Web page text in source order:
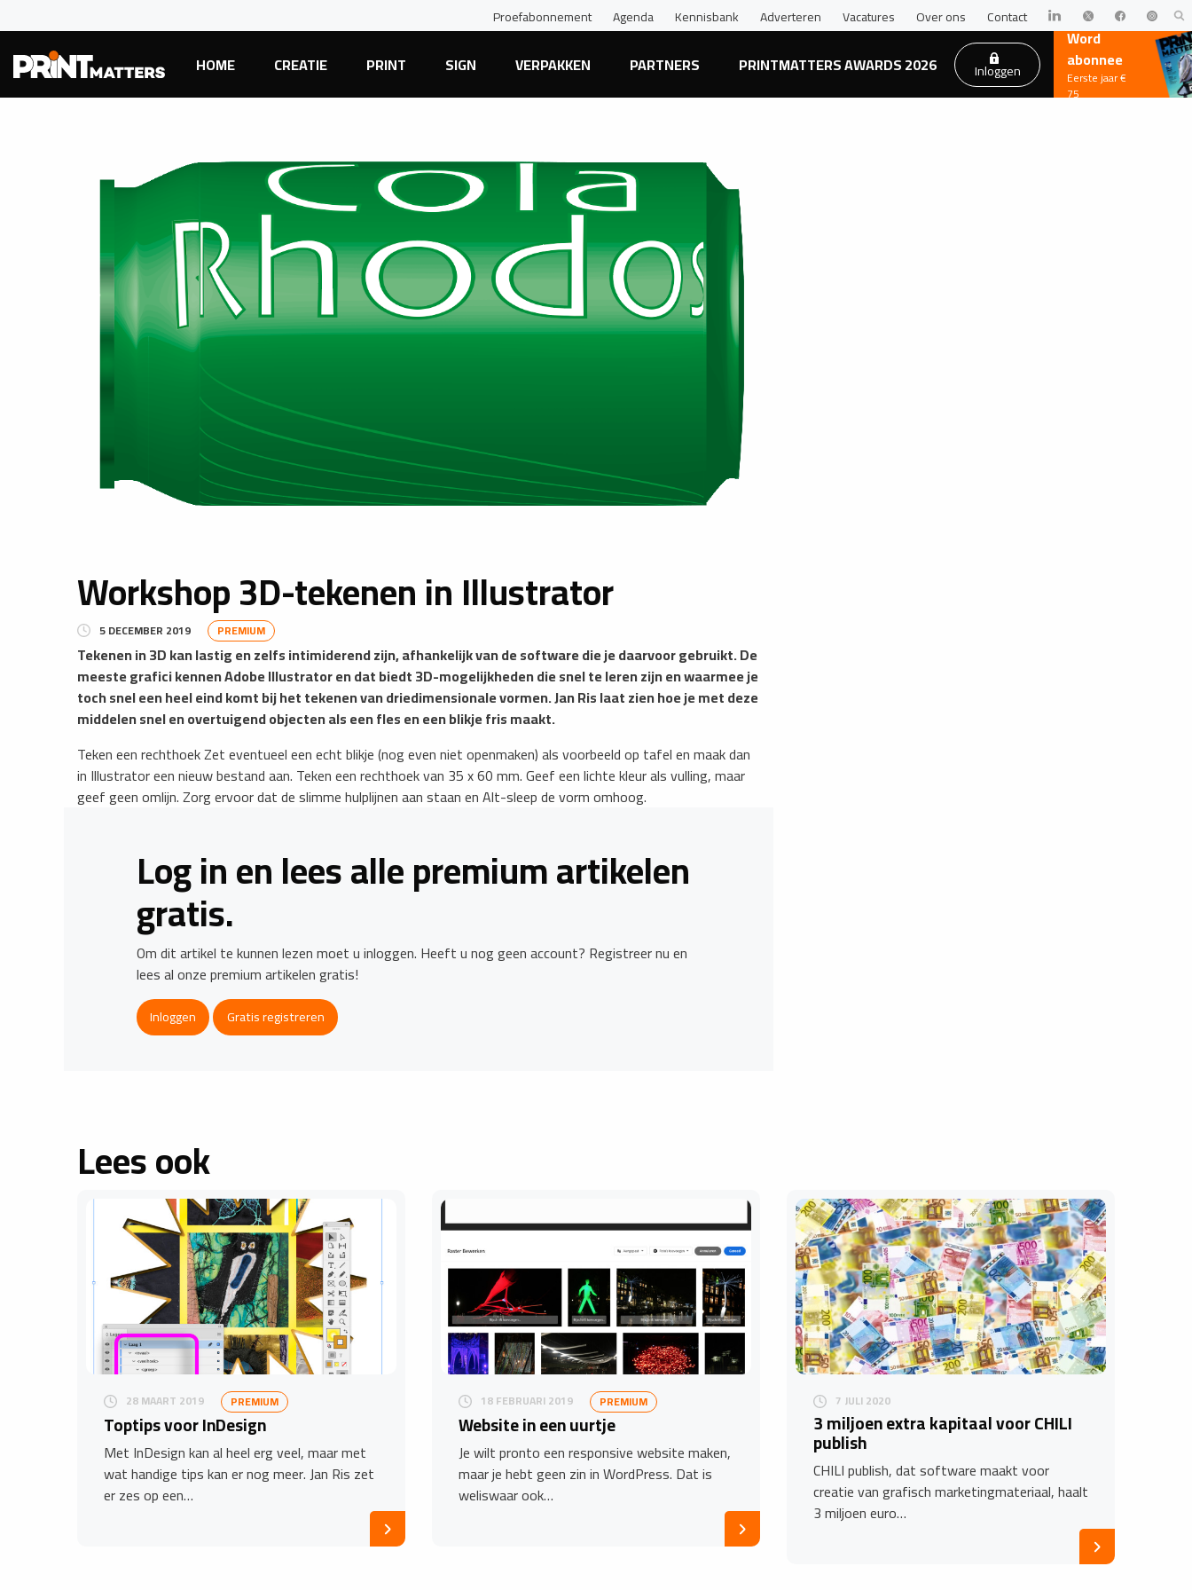
Proefabonnement Agenda Kennisbank Adverteren Vacatures Over ons Contact
HOME CREATIE PRINT SIGN VERPAKKEN PARTNERS PRINTMATTERS AWARDS 2026 Inloggen
Word
abonnee
Eerste jaar €
75
Workshop 3D-tekenen in Illustrator
5 DECEMBER 2019 PREMIUM
Tekenen in 3D kan lastig en zelfs intimiderend zijn, afhankelijk van de software die je daarvoor gebruikt. De
meeste grafici kennen Adobe Illustrator en dat biedt 3D-mogelijkheden die snel te leren zijn en waarmee je
toch snel een heel eind komt bij het tekenen van driedimensionale vormen. Jan Ris laat zien hoe je met deze
middelen snel en overtuigend objecten als een fles en een blikje fris maakt.
Teken een rechthoek Zet eventueel een echt blikje (nog even niet openmaken) als voorbeeld op tafel en maak dan
in Illustrator een nieuw bestand aan. Teken een rechthoek van 35 x 60 mm. Geef een lichte kleur als vulling, maar
geef geen omlijn. Zorg ervoor dat de slimme hulplijnen aan staan en Alt-sleep de vorm omhoog.
Log in en lees alle premium artikelen
gratis.
Om dit artikel te kunnen lezen moet u inloggen. Heeft u nog geen account? Registreer nu en
lees al onze premium artikelen gratis!
Inloggen Gratis registreren
Lees ook
28 MAART 2019 PREMIUM
Toptips voor InDesign
Met InDesign kan al heel erg veel, maar met
wat handige tips kan er nog meer. Jan Ris zet
er zes op een…
18 FEBRUARI 2019 PREMIUM
Website in een uurtje
Je wilt pronto een responsive website maken,
maar je hebt geen zin in WordPress. Dat is
weliswaar ook…
7 JULI 2020
3 miljoen extra kapitaal voor CHILI
publish
CHILI publish, dat software maakt voor
creatie van grafisch marketingmateriaal, haalt
3 miljoen euro…